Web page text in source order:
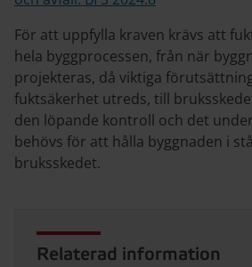
För att uppfylla kraven krävs att
hela byggprocessen, från när
projekteras, då viktiga
fuktsäkerhet utreds, till
den löpande kontroll och det
behövs för att hålla byggnaden i
bruksskedet.
Relaterad information